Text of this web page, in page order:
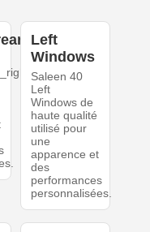
Left
Windows
Saleen 40
Left
Windows de
haute qualité
utilisé pour
une
apparence et
des
performances
personnalisées.